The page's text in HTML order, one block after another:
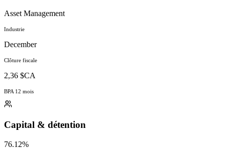
Asset Management
Industrie
December
Clôture fiscale
2,36 $CA
BPA 12 mois
Capital & détention
76.12%